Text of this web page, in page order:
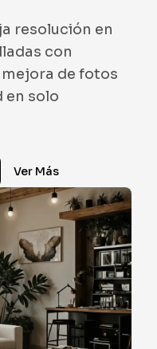
resolución en
con
de fotos
en solo
Ver Más